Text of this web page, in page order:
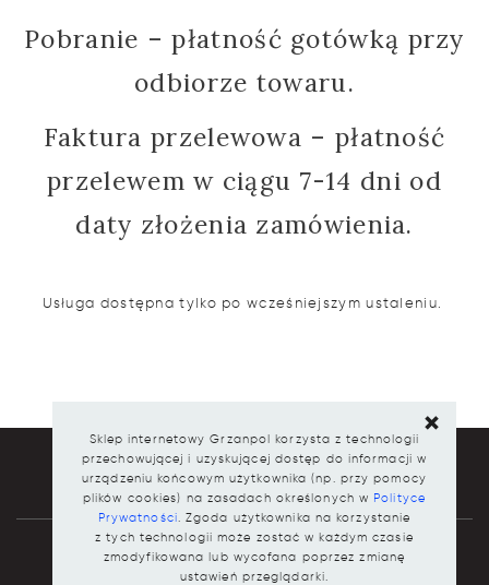
Pobranie – płatność gotówką przy
odbiorze towaru.
Faktura przelewowa – płatność
przelewem w ciągu 7-14 dni od
daty złożenia zamówienia.
Usługa dostępna tylko po wcześniejszym ustaleniu.
Sklep internetowy Grzanpol korzysta z technologii
przechowującej i uzyskującej dostęp do informacji w
urządzeniu końcowym użytkownika (np. przy pomocy
plików cookies) na zasadach określonych w Polityce
Prywatności. Zgoda użytkownika na korzystanie
z tych technologii może zostać w każdym czasie
zmodyfikowana lub wycofana poprzez zmianę
ustawień przeglądarki.